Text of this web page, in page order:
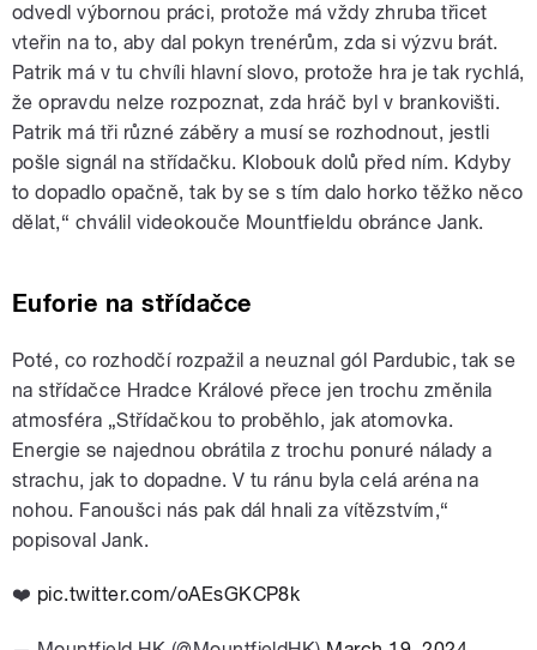
odvedl výbornou práci, protože má vždy zhruba třicet
vteřin na to, aby dal pokyn trenérům, zda si výzvu brát.
Patrik má v tu chvíli hlavní slovo, protože hra je tak rychlá,
že opravdu nelze rozpoznat, zda hráč byl v brankovišti.
Patrik má tři různé záběry a musí se rozhodnout, jestli
pošle signál na střídačku. Klobouk dolů před ním. Kdyby
to dopadlo opačně, tak by se s tím dalo horko těžko něco
dělat,“ chválil videokouče Mountfieldu obránce Jank.
Euforie na střídačce
Poté, co rozhodčí rozpažil a neuznal gól Pardubic, tak se
na střídačce Hradce Králové přece jen trochu změnila
atmosféra „Střídačkou to proběhlo, jak atomovka.
Energie se najednou obrátila z trochu ponuré nálady a
strachu, jak to dopadne. V tu ránu byla celá aréna na
nohou. Fanoušci nás pak dál hnali za vítězstvím,“
popisoval Jank.
❤️ pic.twitter.com/oAEsGKCP8k